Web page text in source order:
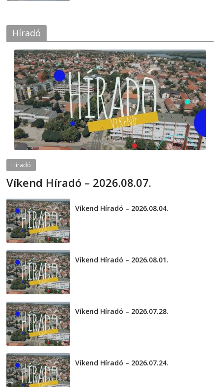
Híradó
Híradó
Víkend Híradó – 2026.08.07.
Víkend Híradó – 2026.08.04.
Víkend Híradó – 2026.08.01.
Víkend Híradó – 2026.07.28.
Víkend Híradó – 2026.07.24.